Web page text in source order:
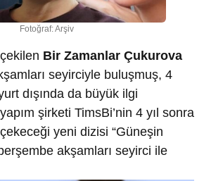
Fotoğraf: Arşiv
çekilen Bir Zamanlar Çukurova
seyirciyle buluşmuş, 4
dışında da büyük ilgi
şirketi TimsBi’nin 4 yıl sonra
yeni dizisi “Güneşin
akşamları seyirci ile